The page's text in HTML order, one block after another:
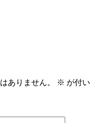
ありません。 ※ が付い